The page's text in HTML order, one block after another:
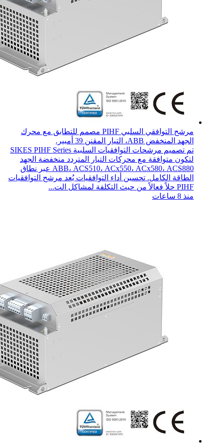
مرشح التوافقي السلبي PIHF مصمم للتطابق مع محرك
الجهد المنخفض ABB، التيار المقنن 39 أمبير.
تم تصميم مرشحات التوافقيات السلبية SIKES PIHF Series
لتكون متوافقة مع محركات التيار المتردد منخفضة الجهد
ABB، ACS510، ACx550، ACx580، ACS880 عبر نطاق
الطاقة الكامل. تحسين أداء التوافقيات يُعد مرشح التوافقيات
PIHF حلاً فعالاً من حيث التكلفة لمشاكل الت...
منذ 8 ساعات